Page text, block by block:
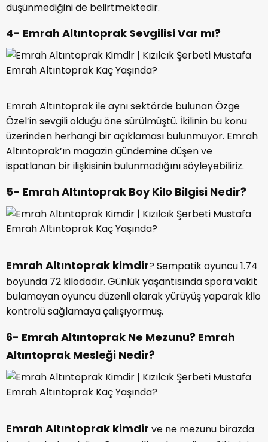
düşünmediğini de belirtmektedir.
4- Emrah Altıntoprak Sevgilisi Var mı?
Emrah Altıntoprak ile aynı sektörde bulunan Özge
Özel’in sevgili olduğu öne sürülmüştü. İkilinin bu konu
üzerinden herhangi bir açıklaması bulunmuyor. Emrah
Altıntoprak’ın magazin gündemine düşen ve
ispatlanan bir ilişkisinin bulunmadığını söyleyebiliriz.
5- Emrah Altıntoprak Boy Kilo Bilgisi Nedir?
Emrah Altıntoprak kimdir? Sempatik oyuncu 1.74
boyunda 72 kilodadır. Günlük yaşantısında spora vakit
bulamayan oyuncu düzenli olarak yürüyüş yaparak kilo
kontrolü sağlamaya çalışıyormuş.
6- Emrah Altıntoprak Ne Mezunu? Emrah
Altıntoprak Mesleği Nedir?
Emrah Altıntoprak kimdir ve ne mezunu birazda